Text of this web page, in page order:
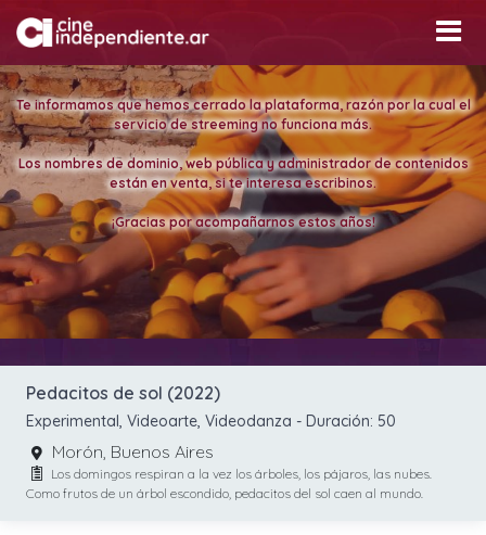
Te informamos que hemos cerrado la plataforma, razón por la cual el
servicio de streeming no funciona más.
Los nombres de dominio, web pública y administrador de contenidos
están en venta, si te interesa escribinos.
¡Gracias por acompañarnos estos años!
Pedacitos de sol (2022)
Experimental, Videoarte, Videodanza - Duración: 50
Morón, Buenos Aires
Los domingos respiran a la vez los árboles, los pájaros, las nubes.
Como frutos de un árbol escondido, pedacitos del sol caen al mundo.